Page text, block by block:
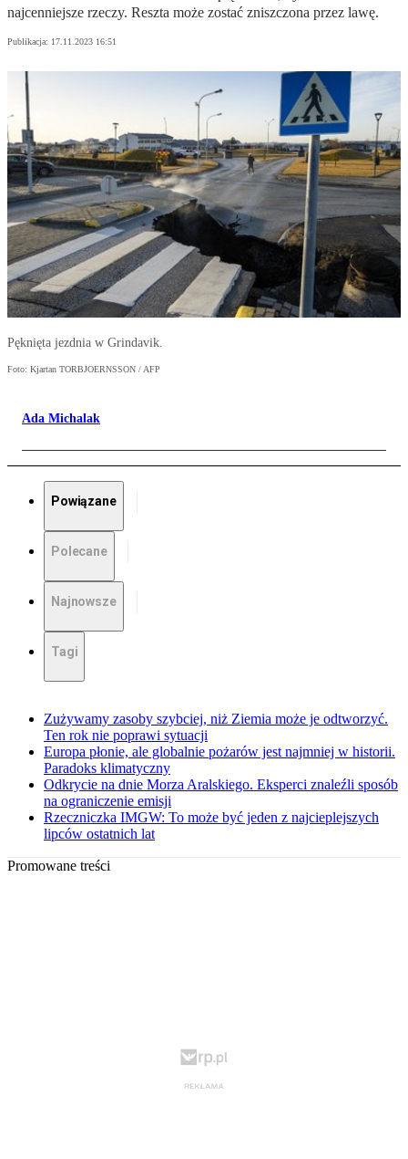
najcenniejsze rzeczy. Reszta może zostać zniszczona przez lawę.
Publikacja: 17.11.2023 16:51
Pęknięta jezdnia w Grindavik.
Foto: Kjartan TORBJOERNSSON / AFP
Ada Michalak
Powiązane
Polecane
Najnowsze
Tagi
Zużywamy zasoby szybciej, niż Ziemia może je odtworzyć.
Ten rok nie poprawi sytuacji
Europa płonie, ale globalnie pożarów jest najmniej w historii.
Paradoks klimatyczny
Odkrycie na dnie Morza Aralskiego. Eksperci znaleźli sposób
na ograniczenie emisji
Rzeczniczka IMGW: To może być jeden z najcieplejszych
lipców ostatnich lat
Promowane treści